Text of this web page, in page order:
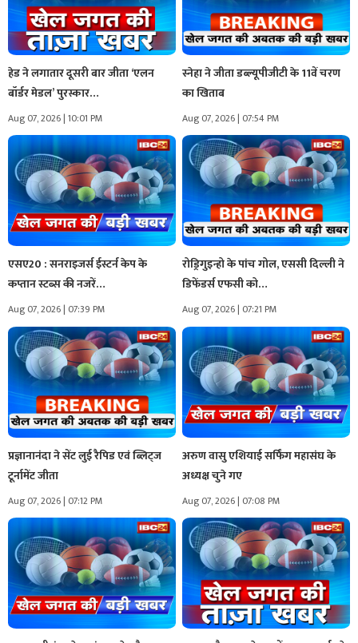
हेड ने लगातार दूसरी बार जीता ‘एलन
बॉर्डर मेडल’ पुरस्कार…
Aug 07, 2026 | 10:01 PM
स्नेहा ने जीता डब्ल्यूपीजीटी के 11वें चरण
का खिताब
Aug 07, 2026 | 07:54 PM
एसए20 : सनराइजर्स ईस्टर्न केप के
कप्तान स्टब्स की नजरें…
Aug 07, 2026 | 07:39 PM
रोड्रिगुइन्हो के पांच गोल, एससी दिल्ली ने
डिफेंडर्स एफसी को…
Aug 07, 2026 | 07:21 PM
प्रज्ञानानंदा ने सेंट लुई रैपिड एवं ब्लिट्ज
टूर्नामेंट जीता
Aug 07, 2026 | 07:12 PM
अरुण वासु एशियाई सर्फिंग महासंघ के
अध्यक्ष चुने गए
Aug 07, 2026 | 07:08 PM